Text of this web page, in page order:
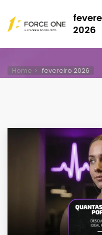
2026
Home fevereiro 2026